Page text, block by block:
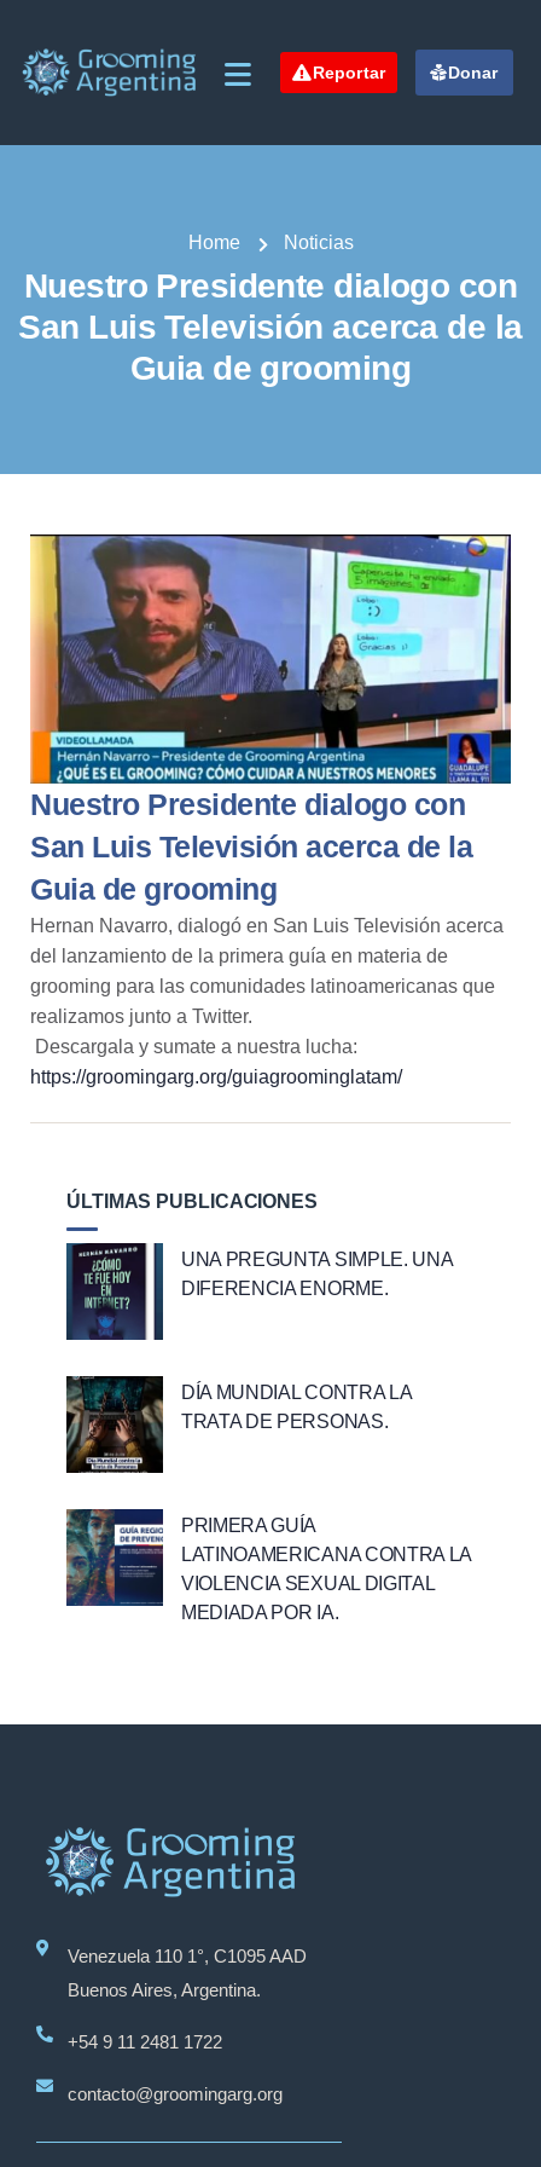
Reportar Donar
Home Noticias
Nuestro Presidente dialogo con
San Luis Televisión acerca de la
Guia de grooming
Nuestro Presidente dialogo con
San Luis Televisión acerca de la
Guia de grooming
Hernan Navarro, dialogó en San Luis Televisión acerca
del lanzamiento de la primera guía en materia de
grooming para las comunidades latinoamericanas que
realizamos junto a Twitter.
Descargala y sumate a nuestra lucha:
https://groomingarg.org/guiagroominglatam/
ÚLTIMAS PUBLICACIONES
UNA PREGUNTA SIMPLE. UNA
DIFERENCIA ENORME.
DÍA MUNDIAL CONTRA LA
TRATA DE PERSONAS.
PRIMERA GUÍA
LATINOAMERICANA CONTRA LA
VIOLENCIA SEXUAL DIGITAL
MEDIADA POR IA.
Venezuela 110 1°, C1095 AAD
Buenos Aires, Argentina.
+54 9 11 2481 1722
contacto@groomingarg.org